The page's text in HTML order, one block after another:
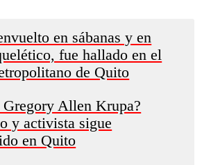
en sábanas y en
fue hallado en el
de Quito
Gregory Allen Krupa?
y activista sigue
en Quito